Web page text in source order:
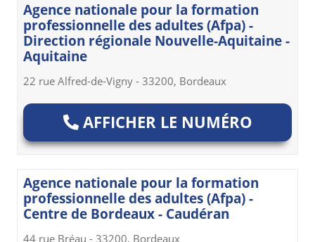
Agence nationale pour la formation
professionnelle des adultes (Afpa) -
Direction régionale Nouvelle-Aquitaine -
Aquitaine
22 rue Alfred-de-Vigny - 33200, Bordeaux
AFFICHER LE NUMÉRO
Agence nationale pour la formation
professionnelle des adultes (Afpa) -
Centre de Bordeaux - Caudéran
44 rue Bréau - 33200, Bordeaux